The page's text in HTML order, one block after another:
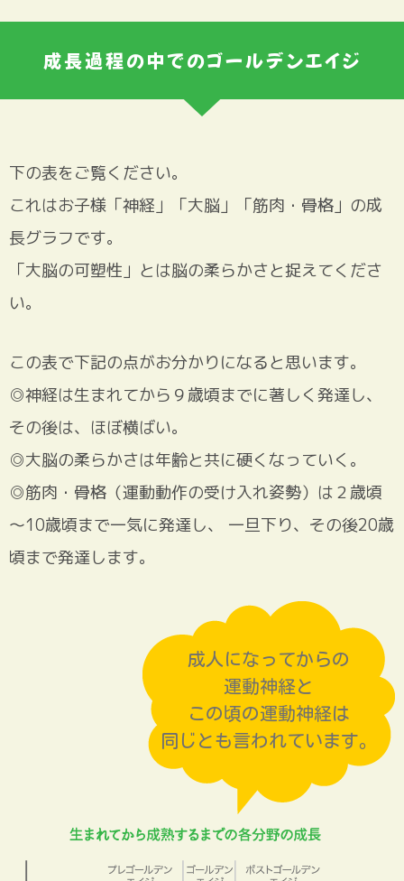
成長過程の中でのゴールデンエイジ
下の表をご覧ください。
これはお子様「神経」「大脳」「筋肉・骨格」の成
長グラフです。
「大脳の可塑性」とは脳の柔らかさと捉えてくださ
い。
この表で下記の点がお分かりになると思います。
◎神経は生まれてから９歳頃までに著しく発達し、
その後は、ほぼ横ばい。
◎大脳の柔らかさは年齢と共に硬くなっていく。
◎筋肉・骨格（運動動作の受け入れ姿勢）は２歳頃
～10歳頃まで一気に発達し、
一旦下り、その後20歳
頃まで発達します。
成人になってからの
運動神経と
この頃の運動神経は
同じとも言われています。